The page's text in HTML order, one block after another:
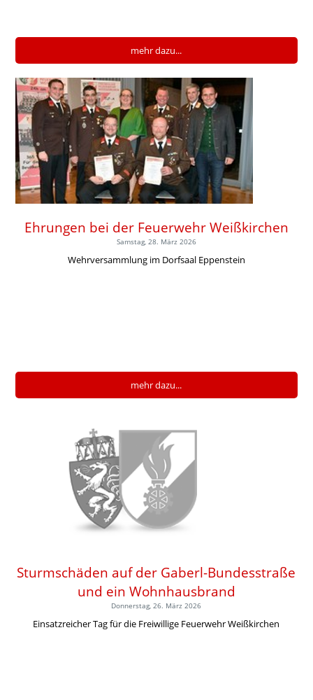
mehr dazu...
Ehrungen bei der Feuerwehr Weißkirchen
Samstag, 28. März 2026
Wehrversammlung im Dorfsaal Eppenstein
mehr dazu...
Sturmschäden auf der Gaberl-Bundesstraße
und ein Wohnhausbrand
Donnerstag, 26. März 2026
Einsatzreicher Tag für die Freiwillige Feuerwehr Weißkirchen